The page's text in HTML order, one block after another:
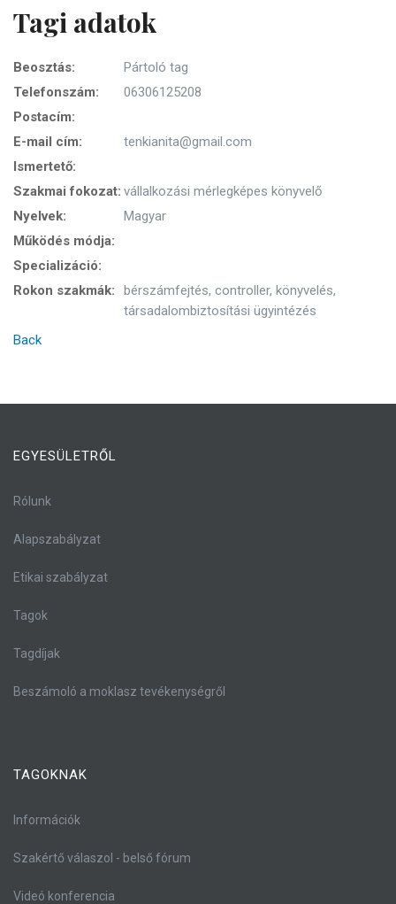
Tagi adatok
Beosztás:
Pártoló tag
Telefonszám:
06306125208
Postacím:
E-mail cím:
tenkianita@gmail.com
Ismertető:
Szakmai fokozat: vállalkozási mérlegképes könyvelő
Nyelvek:
Magyar
Működés módja:
Specializáció:
Rokon szakmák:
bérszámfejtés, controller, könyvelés,
társadalombiztosítási ügyintézés
Back
EGYESÜLETRŐL
Rólunk
Alapszabályzat
Etikai szabályzat
Tagok
Tagdíjak
Beszámoló a moklasz tevékenységről
TAGOKNAK
Információk
Szakértő válaszol - belső fórum
Videó konferencia